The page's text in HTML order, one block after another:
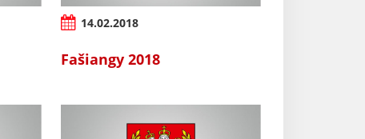
14.02.2018
Fašiangy 2018